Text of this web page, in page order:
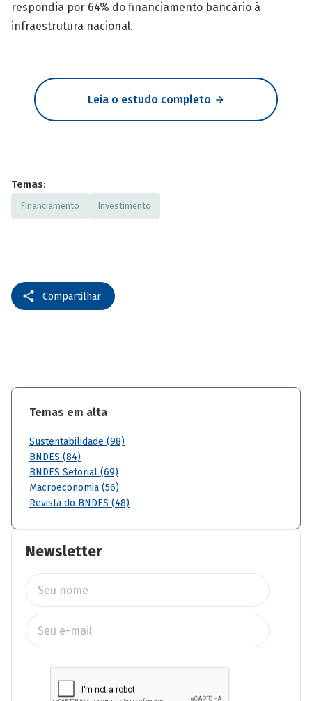
respondia por 64% do financiamento bancário à
infraestrutura nacional.
Leia o estudo completo
Temas:
Financiamento Investimento
Compartilhar
Temas em alta
Sustentabilidade (98)
BNDES (84)
BNDES Setorial (69)
Macroeconomia (56)
Revista do BNDES (48)
Newsletter